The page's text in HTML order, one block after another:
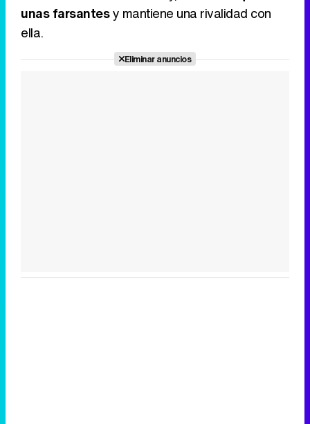
unas farsantesy mantiene una rivalidad con
ella.
Eliminar anuncios